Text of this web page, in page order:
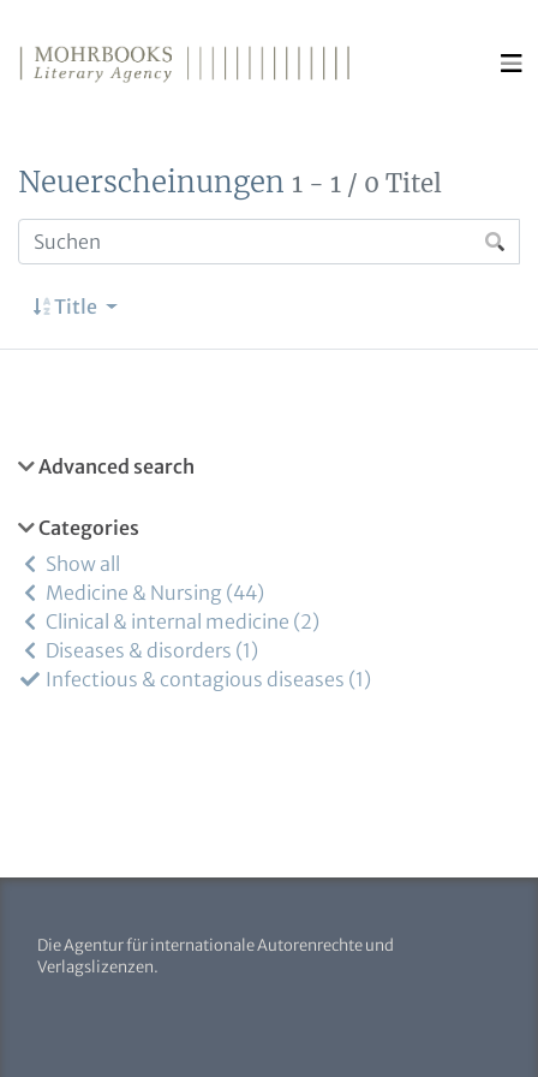
Neuerscheinungen 1 - 1 / 0 Titel
Title
Advanced search
Categories
Show all
Medicine & Nursing 44
Clinical & internal medicine 2
Diseases & disorders 1
Infectious & contagious diseases 1
Die Agentur für internationale Autorenrechte und
Verlagslizenzen.